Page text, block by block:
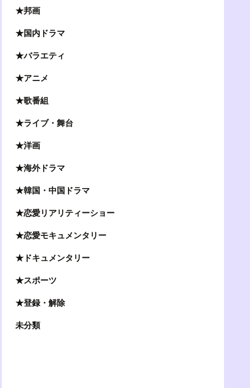
★邦画
★国内ドラマ
★バラエティ
★アニメ
★歌番組
★ライブ・舞台
★洋画
★海外ドラマ
★韓国・中国ドラマ
★恋愛リアリティーショー
★恋愛モキュメンタリー
★ドキュメンタリー
★スポーツ
★登録・解除
未分類